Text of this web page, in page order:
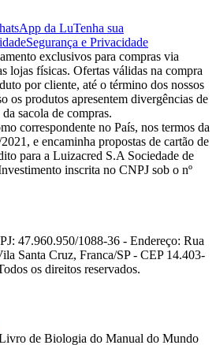
da LuTenha sua
Segurança e Privacidade
exclusivos para compras via
lojas físicas. Ofertas válidas na compra
por cliente, até o término dos nossos
os produtos apresentem divergências de
sacola de compras.
correspondente no País, nos termos da
e encaminha propostas de cartão de
para a Luizacred S.A Sociedade de
inscrita no CNPJ sob o nº
47.960.950/1088-36 - Endereço: Rua
Santa Cruz, Franca/SP - CEP 14.403-
os direitos reservados.
de Biologia do Manual do Mundo